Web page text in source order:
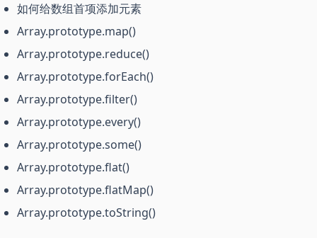
如何给数组首项添加元素
Array.prototype.map()
Array.prototype.reduce()
Array.prototype.forEach()
Array.prototype.filter()
Array.prototype.every()
Array.prototype.some()
Array.prototype.flat()
Array.prototype.flatMap()
Array.prototype.toString()